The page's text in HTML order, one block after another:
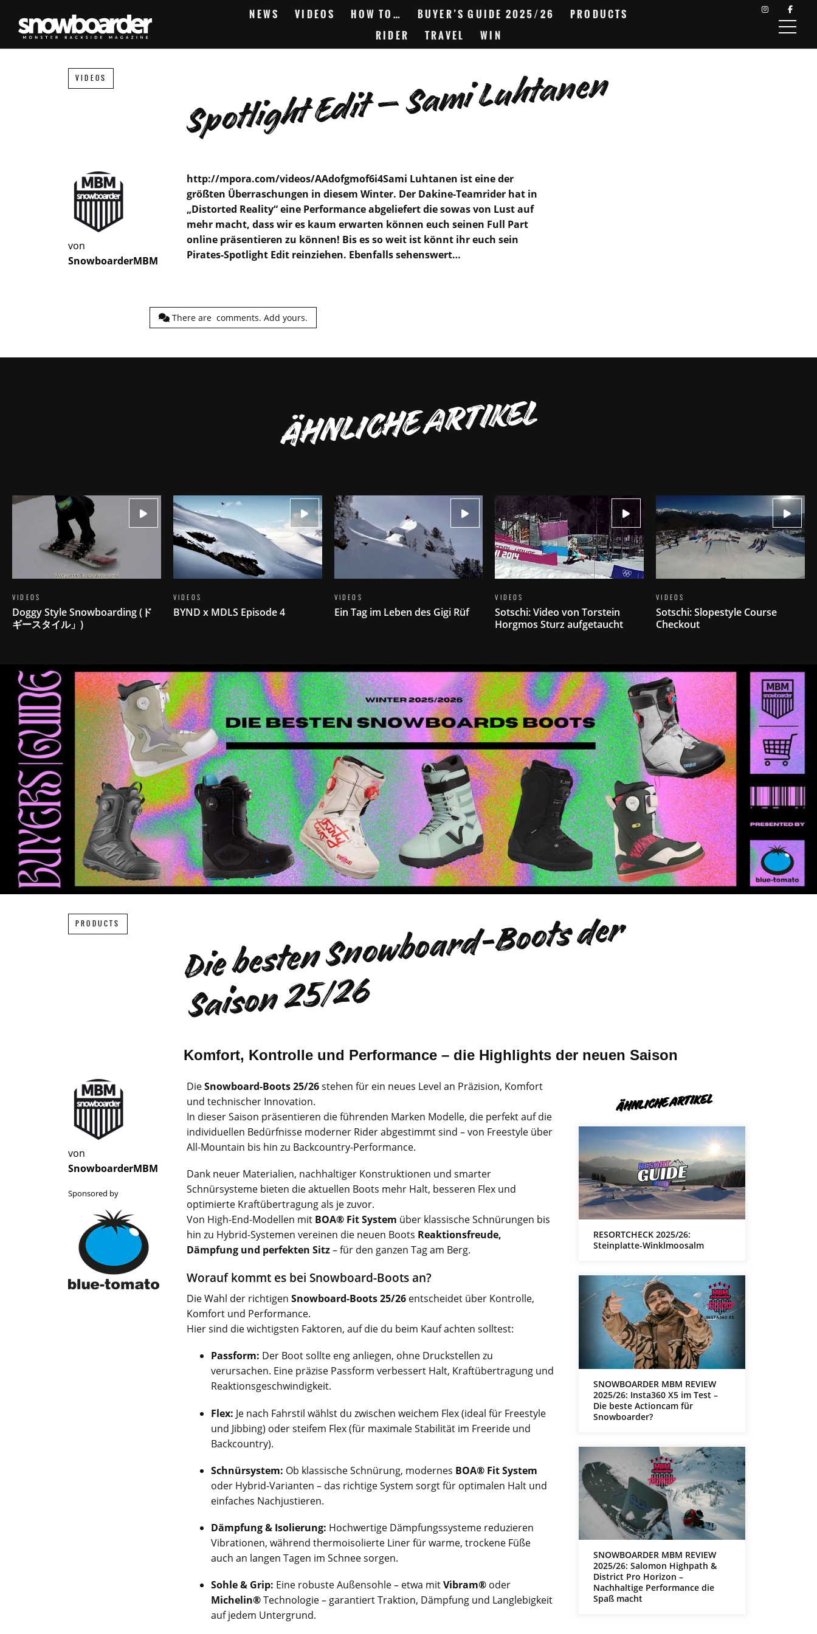
NEWS VIDEOS HOW TO… BUYER’S GUIDE 2025/26
PRODUCTS
RIDER
TRAVEL WIN
VIDEOS Spotlight Edit – Sami Luhtanen
von
SnowboarderMBM
http://mpora.com/videos/AAdofgmof6i4Sami Luhtanen ist eine der
größten Überraschungen in diesem Winter. Der Dakine-Teamrider hat in
„Distorted Reality“ eine Performance abgeliefert die sowas von Lust auf
mehr macht, dass wir es kaum erwarten können euch seinen Full Part
online präsentieren zu können! Bis es so weit ist könnt ihr euch sein
Pirates-Spotlight Edit reinziehen. Ebenfalls sehenswert…
There are comments.Add yours.
ÄHNLICHE ARTIKEL
VIDEOS
Doggy Style Snowboarding (ド
ギースタイル」)
VIDEOS
BYND x MDLS Episode 4
VIDEOS
Ein Tag im Leben des Gigi Rüf
VIDEOS
Sotschi: Video von Torstein
Horgmos Sturz aufgetaucht
VIDEOS
Sotschi: Slopestyle Course
Checkout
PRODUCTS Di
e
be
st
e
n
S
n
o
w
b
o
a
r
d
-
B
o
ot
s
d
e
r
S
ai
s
o
n
2
5/
2
6
Komfort, Kontrolle und Performance – die Highlights der neuen Saison
von
SnowboarderMBM
Sponsored by
DieSnowboard-Boots 25/26stehen für ein neues Level an Präzision, Komfort
und technischer Innovation.
In dieser Saison präsentieren die führenden Marken Modelle, die perfekt auf die
individuellen Bedürfnisse moderner Rider abgestimmt sind – von Freestyle über
All-Mountain bis hin zu Backcountry-Performance.
Dank neuer Materialien, nachhaltiger Konstruktionen und smarter
Schnürsysteme bieten die aktuellen Boots mehr Halt, besseren Flex und
optimierte Kraftübertragung als je zuvor.
Von High-End-Modellen mit BOA® Fit System über klassische Schnürungen bis
hin zu Hybrid-Systemen vereinen die neuen Boots Reaktionsfreude,
Dämpfung und perfekten Sitz– für den ganzen Tag am Berg.
Worauf kommt es bei Snowboard-Boots an?
Die Wahl der richtigen Snowboard-Boots 25/26 entscheidet über Kontrolle,
Komfort und Performance.
Hier sind die wichtigsten Faktoren, auf die du beim Kauf achten solltest:
Passform: Der Boot sollte eng anliegen, ohne Druckstellen zu
verursachen. Eine präzise Passform verbessert Halt, Kraftübertragung und
Reaktionsgeschwindigkeit.
Flex: Je nach Fahrstil wählst du zwischen weichem Flex (ideal für Freestyle
und Jibbing) oder steifem Flex (für maximale Stabilität im Freeride und
Backcountry).
Schnürsystem: Ob klassische Schnürung, modernes BOA® Fit System
oder Hybrid-Varianten – das richtige System sorgt für optimalen Halt und
einfaches Nachjustieren.
Dämpfung & Isolierung: Hochwertige Dämpfungssysteme reduzieren
Vibrationen, während thermoisolierte Liner für warme, trockene Füße
auch an langen Tagen im Schnee sorgen.
Sohle & Grip: Eine robuste Außensohle – etwa mitVibram® oder
Michelin®Technologie – garantiert Traktion, Dämpfung und Langlebigkeit
auf jedem Untergrund.
ÄHNLICHE ARTIKEL
RESORTCHECK 2025/26:
Steinplatte-Winklmoosalm
SNOWBOARDER MBM REVIEW
2025/26: Insta360 X5 im Test –
Die beste Actioncam für
Snowboarder?
SNOWBOARDER MBM REVIEW
2025/26: Salomon Highpath &
District Pro Horizon –
Nachhaltige Performance die
Spaß macht